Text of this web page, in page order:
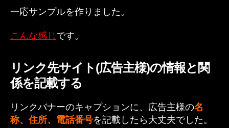
一応サンプルを作りました。
こんな感じです。
リンク先サイト(広告主様)の情報と関
係を記載する
リンクバナーのキャプションに、広告主様の名
称、住所、電話番号を記載したら大丈夫でした。